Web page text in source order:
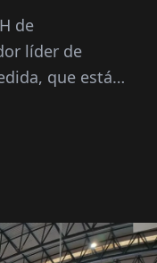
de
líder de
que están
maquinaria